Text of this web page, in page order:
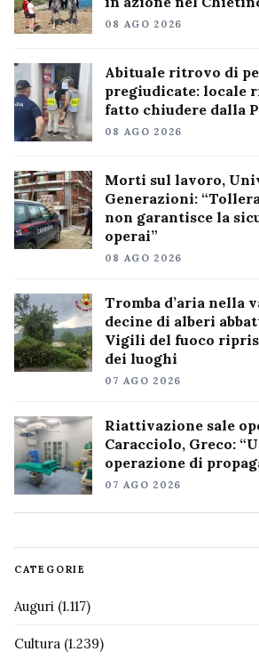
08 AGO 2026
Abituale ritrovo di
pregiudicate: locale
fatto chiudere dalla
08 AGO 2026
Morti sul lavoro,
Generazioni:
non garantisce la
operai”
08 AGO 2026
Tromba d’aria nella
decine di alberi
Vigili del fuoco
dei luoghi
07 AGO 2026
Riattivazione sale
Caracciolo, Greco:
operazione di
07 AGO 2026
CATEGORIE
Auguri (1.117)
Cultura (1.239)